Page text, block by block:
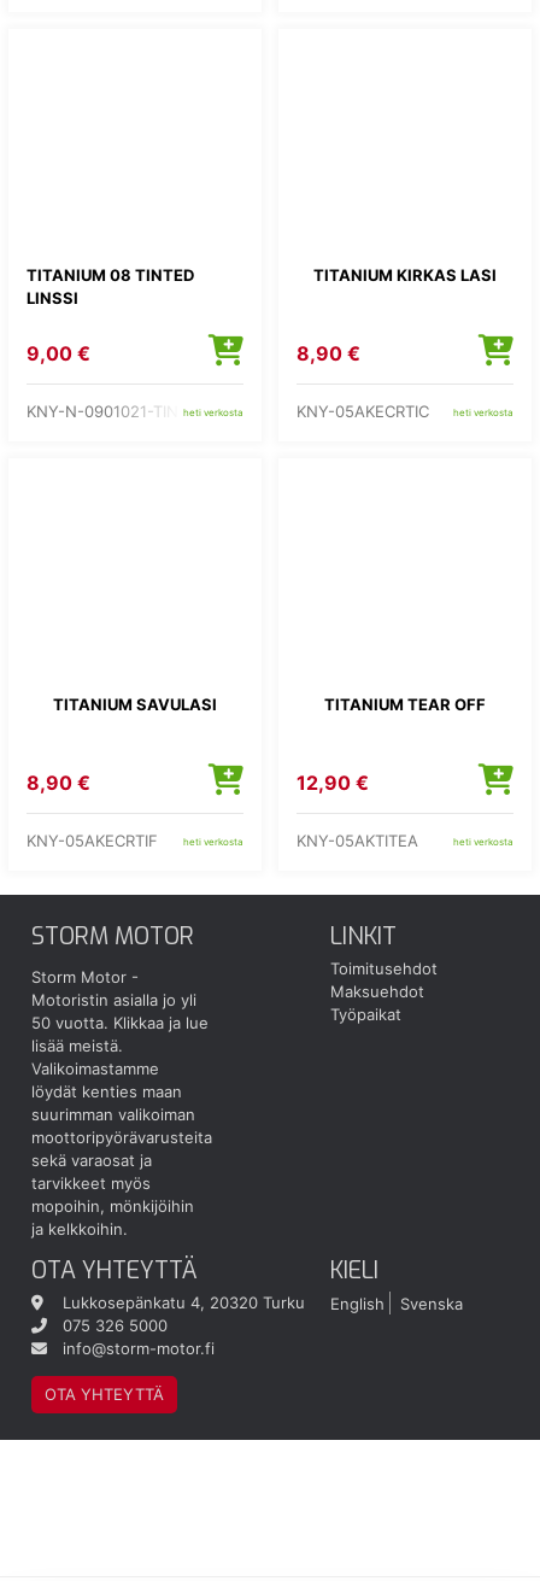
TITANIUM 08 TINTED
LINSSI
9,00 €
KNY-N-0901021-TINTEDheti verkosta
TITANIUM KIRKAS LASI
8,90 €
KNY-05AKECRTIC heti verkosta
TITANIUM SAVULASI
8,90 €
KNY-05AKECRTIF heti verkosta
TITANIUM TEAR OFF
12,90 €
KNY-05AKTITEA heti verkosta
STORM MOTOR
Storm Motor -
Motoristin asialla jo yli
50 vuotta. Klikkaa ja lue
lisää meistä.
Valikoimastamme
löydät kenties maan
suurimman valikoiman
moottoripyörävarusteita
sekä varaosat ja
tarvikkeet myös
mopoihin, mönkijöihin
ja kelkkoihin.
LINKIT
Toimitusehdot
Maksuehdot
Työpaikat
OTA YHTEYTTÄ
Lukkosepänkatu 4, 20320 Turku
075 326 5000
info@storm-motor.fi
OTA YHTEYTTÄ
KIELI
English Svenska